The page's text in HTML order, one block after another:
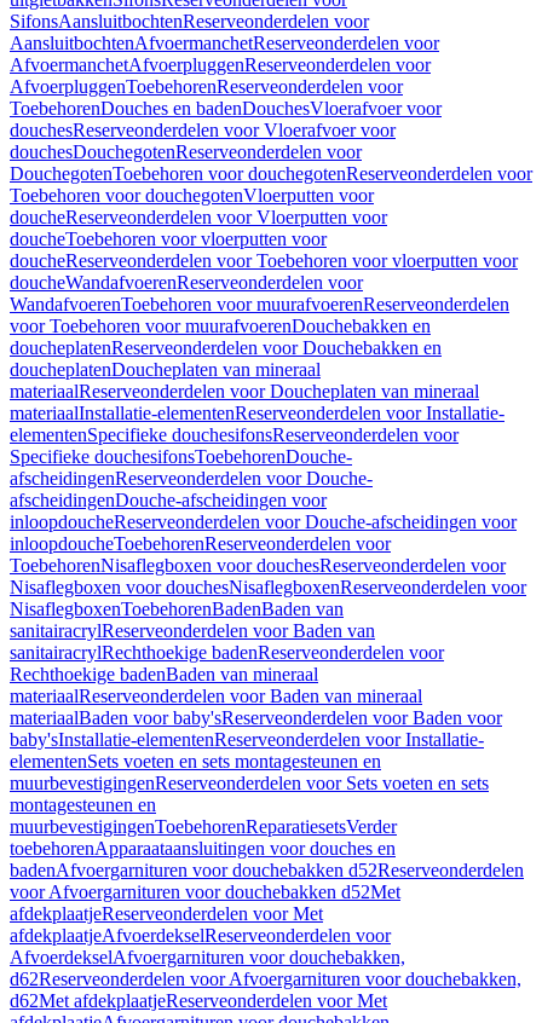
SifonsAansluitbochtenReserveonderdelen voor
AansluitbochtenAfvoermanchetReserveonderdelen voor
AfvoermanchetAfvoerpluggenReserveonderdelen voor
AfvoerpluggenToebehorenReserveonderdelen voor
ToebehorenDouches en badenDouchesVloerafvoer voor
douchesReserveonderdelen voor Vloerafvoer voor
douchesDouchegotenReserveonderdelen voor
DouchegotenToebehoren voor douchegotenReserveonderdelen voor
Toebehoren voor douchegotenVloerputten voor
doucheReserveonderdelen voor Vloerputten voor
doucheToebehoren voor vloerputten voor
doucheReserveonderdelen voor Toebehoren voor vloerputten voor
doucheWandafvoerenReserveonderdelen voor
WandafvoerenToebehoren voor muurafvoerenReserveonderdelen
voor Toebehoren voor muurafvoerenDouchebakken en
doucheplatenReserveonderdelen voor Douchebakken en
doucheplatenDoucheplaten van mineraal
materiaalReserveonderdelen voor Doucheplaten van mineraal
materiaalInstallatie-elementenReserveonderdelen voor Installatie-
elementenSpecifieke douchesifonsReserveonderdelen voor
Specifieke douchesifonsToebehorenDouche-
afscheidingenReserveonderdelen voor Douche-
afscheidingenDouche-afscheidingen voor
inloopdoucheReserveonderdelen voor Douche-afscheidingen voor
inloopdoucheToebehorenReserveonderdelen voor
ToebehorenNisaflegboxen voor douchesReserveonderdelen voor
Nisaflegboxen voor douchesNisaflegboxenReserveonderdelen voor
NisaflegboxenToebehorenBadenBaden van
sanitairacrylReserveonderdelen voor Baden van
sanitairacrylRechthoekige badenReserveonderdelen voor
Rechthoekige badenBaden van mineraal
materiaalReserveonderdelen voor Baden van mineraal
materiaalBaden voor baby'sReserveonderdelen voor Baden voor
baby'sInstallatie-elementenReserveonderdelen voor Installatie-
elementenSets voeten en sets montagesteunen en
muurbevestigingenReserveonderdelen voor Sets voeten en sets
montagesteunen en
muurbevestigingenToebehorenReparatiesetsVerder
toebehorenApparaataansluitingen voor douches en
badenAfvoergarnituren voor douchebakken d52Reserveonderdelen
voor Afvoergarnituren voor douchebakken d52Met
afdekplaatjeReserveonderdelen voor Met
afdekplaatjeAfvoerdekselReserveonderdelen voor
AfvoerdekselAfvoergarnituren voor douchebakken,
d62Reserveonderdelen voor Afvoergarnituren voor douchebakken,
d62Met afdekplaatjeReserveonderdelen voor Met